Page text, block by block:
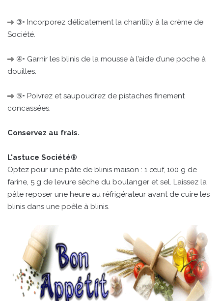
③• Incorporez délicatement la chantilly à la crème de
Société.
④• Garnir les blinis de la mousse à l’aide d’une poche à
douilles.
⑤• Poivrez et saupoudrez de pistaches finement
concassées.
Conservez au frais.
L'astuce Société®
Optez pour une pâte de blinis maison : 1 œuf, 100 g de
farine, 5 g de levure sèche du boulanger et sel. Laissez la
pâte reposer une heure au réfrigérateur avant de cuire les
blinis dans une poêle à blinis.